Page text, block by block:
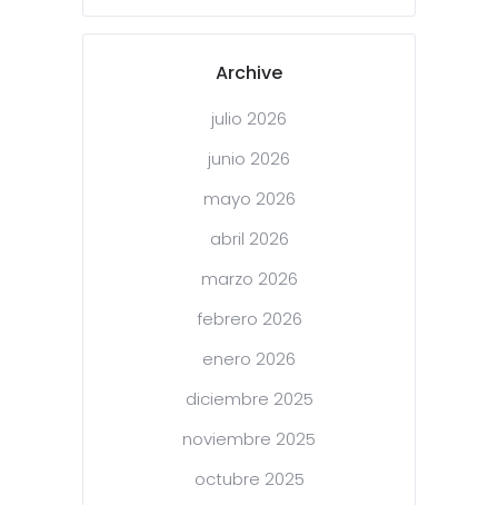
Archive
julio 2026
junio 2026
mayo 2026
abril 2026
marzo 2026
febrero 2026
enero 2026
diciembre 2025
noviembre 2025
octubre 2025